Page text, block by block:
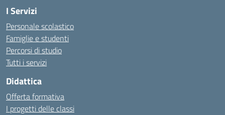
I Servizi
Personale scolastico
Famiglie e studenti
Percorsi di studio
Tutti i servizi
Didattica
Offerta formativa
I progetti delle classi